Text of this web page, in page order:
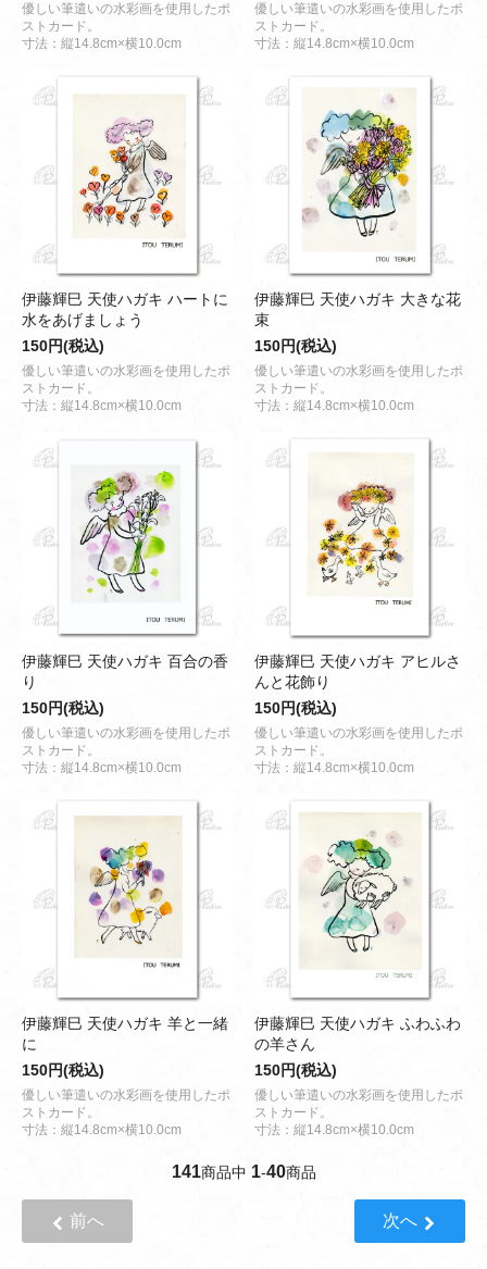
優しい筆遣いの水彩画を使用したポ
ストカード。
寸法：縦14.8cm×横10.0cm
優しい筆遣いの水彩画を使用したポ
ストカード。
寸法：縦14.8cm×横10.0cm
伊藤輝巳 天使ハガキ ハートに
水をあげましょう
150円(税込)
優しい筆遣いの水彩画を使用したポ
ストカード。
寸法：縦14.8cm×横10.0cm
伊藤輝巳 天使ハガキ 大きな花
束
150円(税込)
優しい筆遣いの水彩画を使用したポ
ストカード。
寸法：縦14.8cm×横10.0cm
伊藤輝巳 天使ハガキ 百合の香
り
150円(税込)
優しい筆遣いの水彩画を使用したポ
ストカード。
寸法：縦14.8cm×横10.0cm
伊藤輝巳 天使ハガキ アヒルさ
んと花飾り
150円(税込)
優しい筆遣いの水彩画を使用したポ
ストカード。
寸法：縦14.8cm×横10.0cm
伊藤輝巳 天使ハガキ 羊と一緒
に
150円(税込)
優しい筆遣いの水彩画を使用したポ
ストカード。
寸法：縦14.8cm×横10.0cm
伊藤輝巳 天使ハガキ ふわふわ
の羊さん
150円(税込)
優しい筆遣いの水彩画を使用したポ
ストカード。
寸法：縦14.8cm×横10.0cm
141商品中 1-40商品
前へ 次へ